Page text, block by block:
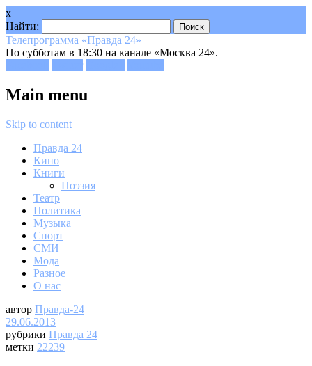
x
Найти:
Телепрограмма «Правда 24»
По субботам в 18:30 на канале «Москва 24».
Main menu
Skip to content
Правда 24
Кино
Книги
Поэзия
Театр
Политика
Музыка
Спорт
СМИ
Мода
Разное
О нас
автор Правда-24
29.06.2013
рубрики Правда 24
метки 22239